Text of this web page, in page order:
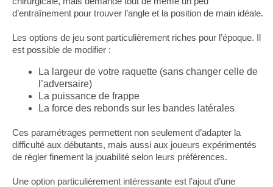
d’entraînement pour trouver l’angle et la position de main idéale.
Les options de jeu sont particulièrement riches pour l’époque. Il
est possible de modifier :
La largeur de votre raquette (sans changer celle de
l’adversaire)
La puissance de frappe
La force des rebonds sur les bandes latérales
Ces paramétrages permettent non seulement d’adapter la
difficulté aux débutants, mais aussi aux joueurs expérimentés
de régler finement la jouabilité selon leurs préférences.
Une option particulièrement intéressante est l’ajout d’une